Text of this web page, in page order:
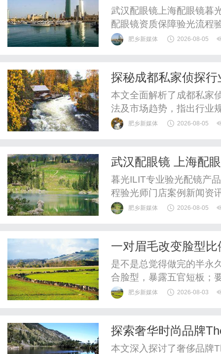
武汉配眼镜上海配眼镜暮
配眼镜资质保障验光流程
惠，兼顾高专业度与高性
肥乡新媒体 2026-08-05
探秘成都私家侦探
本文全面解析了成都私家
法及市场趋势，指出行业
肥乡新媒体 2026-08-05
武汉配眼镜 上海配
暮光ILIT专业验光配镜产
程验光师门店案例新闻资
惠，兼顾高专业度与高性
肥乡新媒体 2026-08-05
一对眉毛改变脸型
眉形解法！久匠帮
是不是总觉得做完的半永
合脸型，暴露五官短板；
么色号踩雷，后期发红发
官曲直量感锁定气质、诊
肥乡新媒体 2026-08-03
探索奢华时尚品牌
本文深入探讨了奢侈品牌